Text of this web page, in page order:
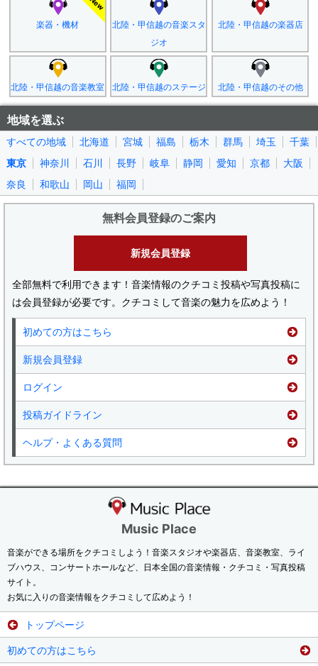
楽器・機材
北陸・甲信越の音楽スタ
ジオ
北陸・甲信越の楽器店
北陸・甲信越の音楽教室 北陸・甲信越のステージ 北陸・甲信越のその他
地域を選ぶ
すべての地域 北海道 宮城 福島 栃木 群馬 埼玉
千葉
東京
神奈川 石川 長野 岐阜 静岡 愛知 京都
大阪
奈良
和歌山 岡山 福岡
無料会員登録のご案内
新規会員登録
全部無料で利用できます！音楽情報のクチコミ投稿や写真投稿に
は会員登録が必要です。クチコミして音楽の魅力を広めよう！
初めての方はこちら
新規会員登録
ログイン
投稿ガイドライン
ヘルプ・よくある質問
Music Place
音楽ができる場所をクチコミしよう！音楽スタジオや楽器店、音楽教室、ライ
ブハウス、コンサートホールなど、日本全国の音楽情報・クチコミ・写真投稿
サイト。
お気に入りの音楽情報をクチコミして広めよう！
トップページ
初めての方はこちら